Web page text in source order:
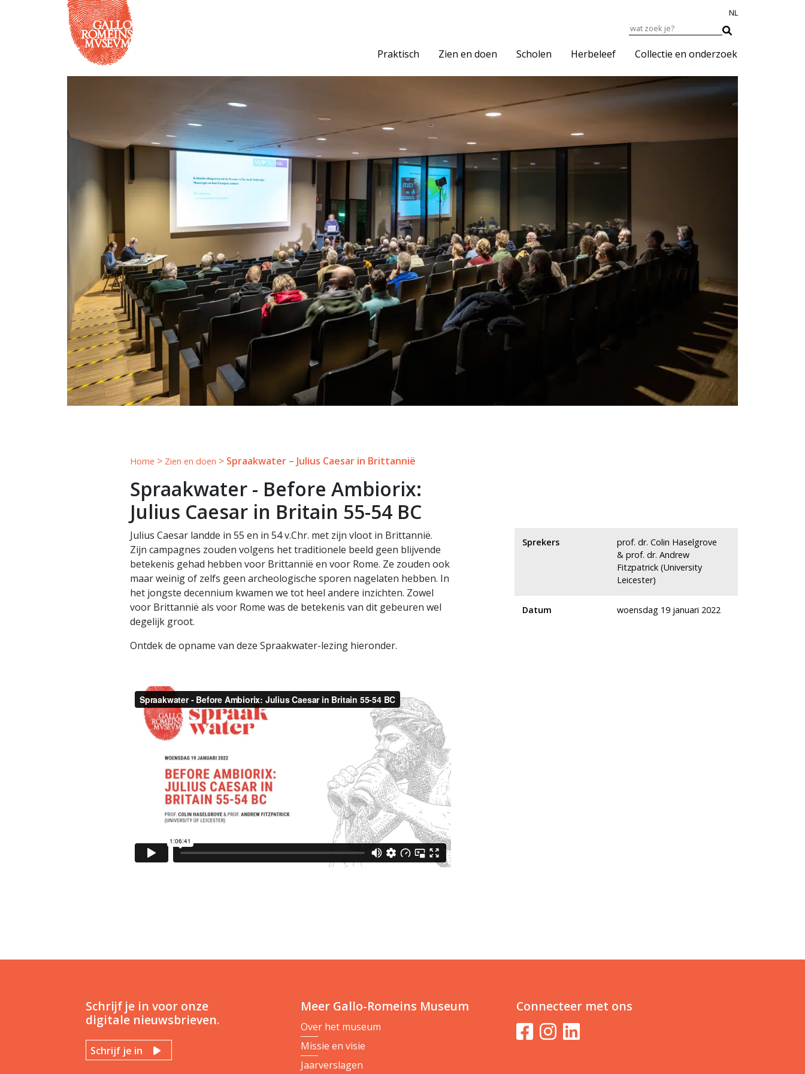
Praktisch Zien en doen Scholen Herbeleef Collectie en onderzoek
NL
Home > Zien en doen > Spraakwater – Julius Caesar in Brittannië
Spraakwater - Before Ambiorix:
Julius Caesar in Britain 55-54 BC
Julius Caesar landde in 55 en in 54 v.Chr. met zijn vloot in Brittannië.
Zijn campagnes zouden volgens het traditionele beeld geen blijvende
betekenis gehad hebben voor Brittannië en voor Rome. Ze zouden ook
maar weinig of zelfs geen archeologische sporen nagelaten hebben. In
het jongste decennium kwamen we tot heel andere inzichten. Zowel
voor Brittannië als voor Rome was de betekenis van dit gebeuren wel
degelijk groot.
Ontdek de opname van deze Spraakwater-lezing hieronder.
Sprekers
prof. dr. Colin Haselgrove
& prof. dr. Andrew
Fitzpatrick (University
Leicester)
Datum woensdag 19 januari 2022
Schrijf je in voor onze
digitale nieuwsbrieven.
Schrijf je in
Meer Gallo-Romeins Museum
Over het museum
Missie en visie
Jaarverslagen
Connecteer met ons